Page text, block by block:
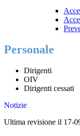
Personale
Dirigenti
OIV
Dirigenti cessati
Notizie
Ultima revisione il 17-